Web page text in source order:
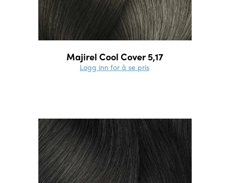
Majirel Cool Cover 5,17
Logg inn for å se pris